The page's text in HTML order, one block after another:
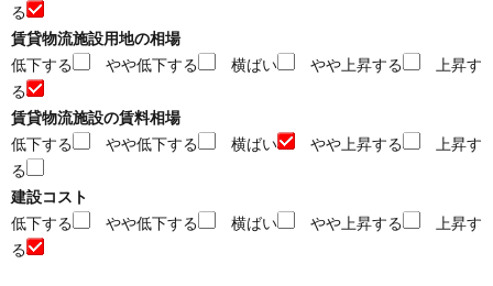
る
賃貸物流施設用地の相場
低下する
やや低下する 横ばい やや上昇する
上昇す
る
賃貸物流施設の賃料相場
低下する
やや低下する 横ばい やや上昇する
上昇す
る
建設コスト
低下する
やや低下する 横ばい やや上昇する
上昇す
る